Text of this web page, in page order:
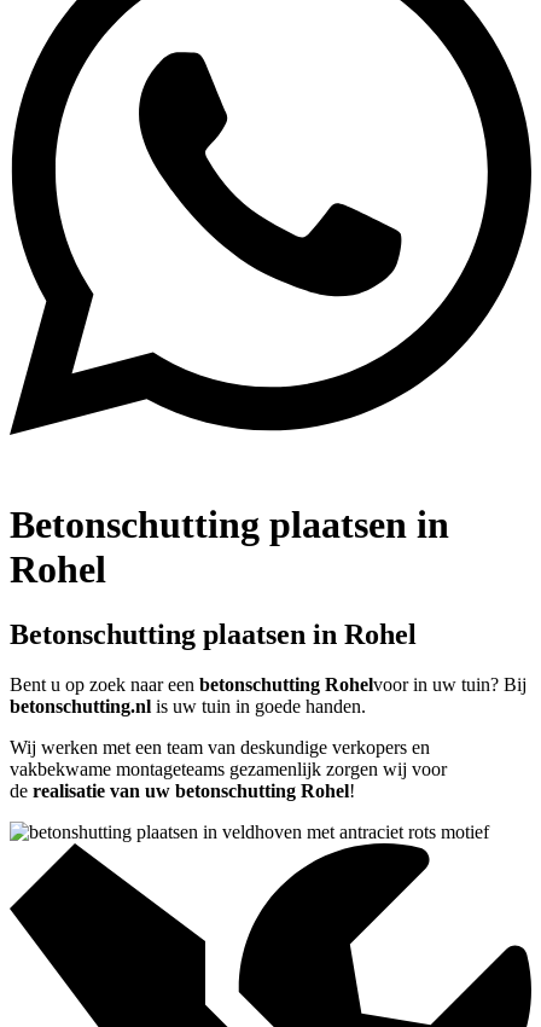
Betonschutting plaatsen in
Rohel
Betonschutting plaatsen in Rohel
Bent u op zoek naar een betonschutting Rohelvoor in uw tuin? Bij
betonschutting.nl is uw tuin in goede handen.
Wij werken met een team van deskundige verkopers en
vakbekwame montageteams gezamenlijk zorgen wij voor
de realisatie van uw betonschutting Rohel!